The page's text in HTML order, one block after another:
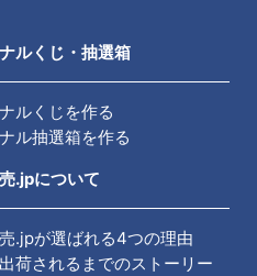
ルくじ・抽選箱
ルくじを作る
ル抽選箱を作る
.jpについて
.jpが選ばれる4つの理由
荷されるまでのストーリー